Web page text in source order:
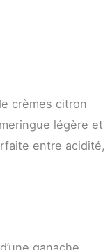
crèmes citron
légère et
entre acidité,